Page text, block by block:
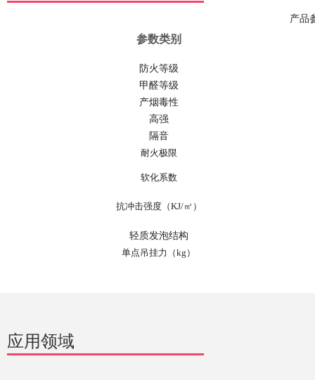
产品
参数类别
防火等级
甲醛等级
产烟毒性
高强
隔音
耐火极限
软化系数
抗冲击强度（KJ/㎡）
轻质发泡结构
单点吊挂力（kg ）
应用领域